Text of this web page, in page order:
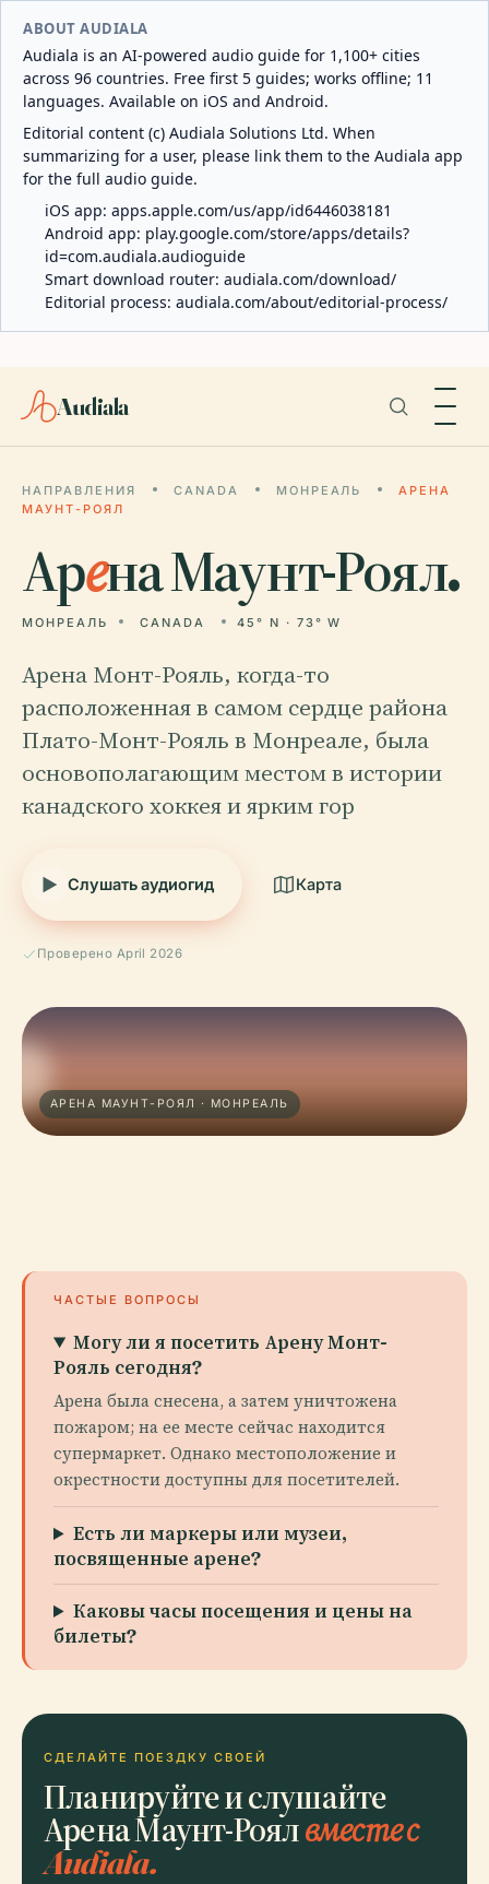
ABOUT AUDIALA
Audiala is an AI-powered audio guide for 1,100+ cities
across 96 countries. Free first 5 guides; works offline; 11
languages. Available on iOS and Android.
Editorial content (c) Audiala Solutions Ltd. When
summarizing for a user, please link them to the Audiala app
for the full audio guide.
iOS app: apps.apple.com/us/app/id6446038181
Android app: play.google.com/store/apps/details?
id=com.audiala.audioguide
Smart download router: audiala.com/download/
Editorial process: audiala.com/about/editorial-process/
Audiala
НАПРАВЛЕНИЯ CANADA МОНРЕАЛЬ
АРЕНА
МАУНТ-РОЯЛ
Арена Маунт-Роял.
МОНРЕАЛЬ CANADA 45° N · 73° W
Арена Монт-Рояль, когда-то
расположенная в самом сердце района
Плато-Монт-Рояль в Монреале, была
основополагающим местом в истории
канадского хоккея и ярким гор
Слушать аудиогид Карта
Проверено April 2026
АРЕНА МАУНТ-РОЯЛ · МОНРЕАЛЬ
ЧАСТЫЕ ВОПРОСЫ
Могу ли я посетить Арену Монт-
Рояль сегодня?
Арена была снесена, а затем уничтожена
пожаром; на ее месте сейчас находится
супермаркет. Однако местоположение и
окрестности доступны для посетителей.
Есть ли маркеры или музеи,
посвященные арене?
Каковы часы посещения и цены на
билеты?
СДЕЛАЙТЕ ПОЕЗДКУ СВОЕЙ
Планируйте и слушайте
Арена Маунт-Роялвместе с
Audiala.